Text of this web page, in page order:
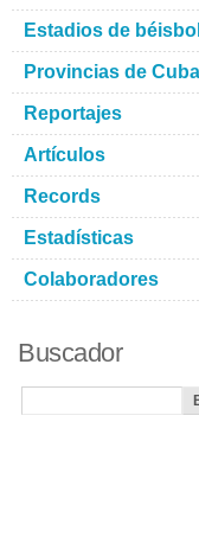
Estadios de béisbol
Provincias de Cuba
Reportajes
Artículos
Records
Estadísticas
Colaboradores
Buscador